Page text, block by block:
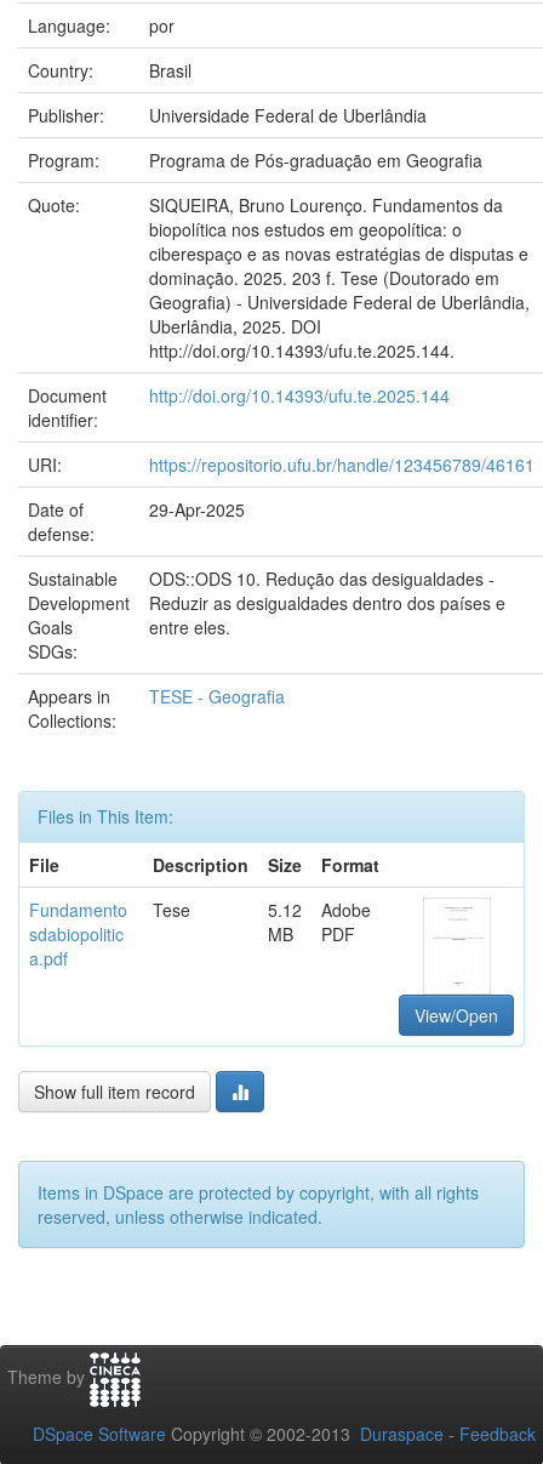
Language:
por
Country:
Brasil
Publisher:
Universidade Federal de Uberlândia
Program:
Programa de Pós-graduação em Geografia
Quote:
SIQUEIRA, Bruno Lourenço. Fundamentos da
biopolítica nos estudos em geopolítica: o
ciberespaço e as novas estratégias de disputas e
dominação. 2025. 203 f. Tese (Doutorado em
Geografia) - Universidade Federal de Uberlândia,
Uberlândia, 2025. DOI
http://doi.org/10.14393/ufu.te.2025.144.
Document
identifier:
http://doi.org/10.14393/ufu.te.2025.144
URI:
https://repositorio.ufu.br/handle/123456789/46161
Date of
defense:
29-Apr-2025
Sustainable
Development
Goals
SDGs:
ODS::ODS 10. Redução das desigualdades -
Reduzir as desigualdades dentro dos países e
entre eles.
Appears in
Collections:
TESE - Geografia
Files in This Item:
File
Description Size
Format
Fundamento
sdabiopolitic
a.pdf
Tese
5.12
MB
Adobe
PDF
View/Open
Show full item record
Items in DSpace are protected by copyright, with all rights
reserved, unless otherwise indicated.
Theme by
DSpace Software Copyright © 2002-2013 Duraspace - Feedback